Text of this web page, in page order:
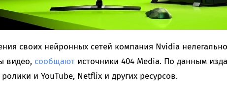
своих нейронных сетей компания Nvidia
видео, сообщаютисточники 404 Media. По данным
и YouTube, Netflix и других ресурсов.